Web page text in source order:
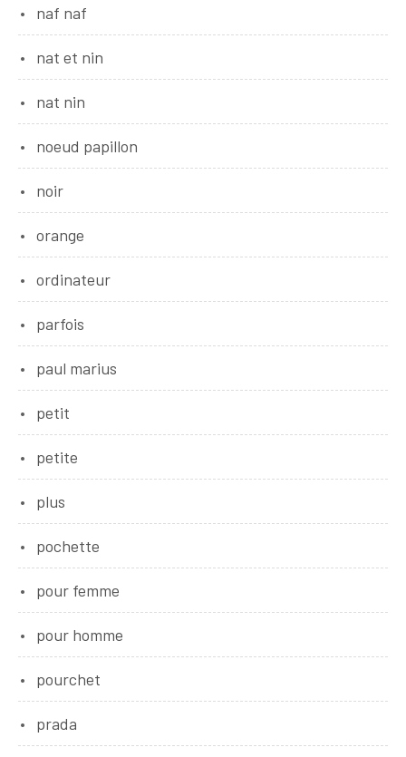
naf naf
nat et nin
nat nin
noeud papillon
noir
orange
ordinateur
parfois
paul marius
petit
petite
plus
pochette
pour femme
pour homme
pourchet
prada